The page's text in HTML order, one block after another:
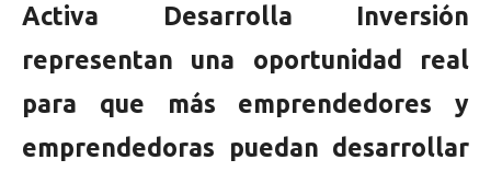
Activa Desarrolla Inversión
representan una oportunidad real
para que más emprendedores y
emprendedoras puedan desarrollar